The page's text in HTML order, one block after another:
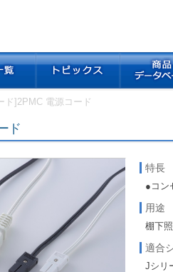
]2PMC 電源コード
ド
特長
●コン
用途
棚下
適合
Jシリ